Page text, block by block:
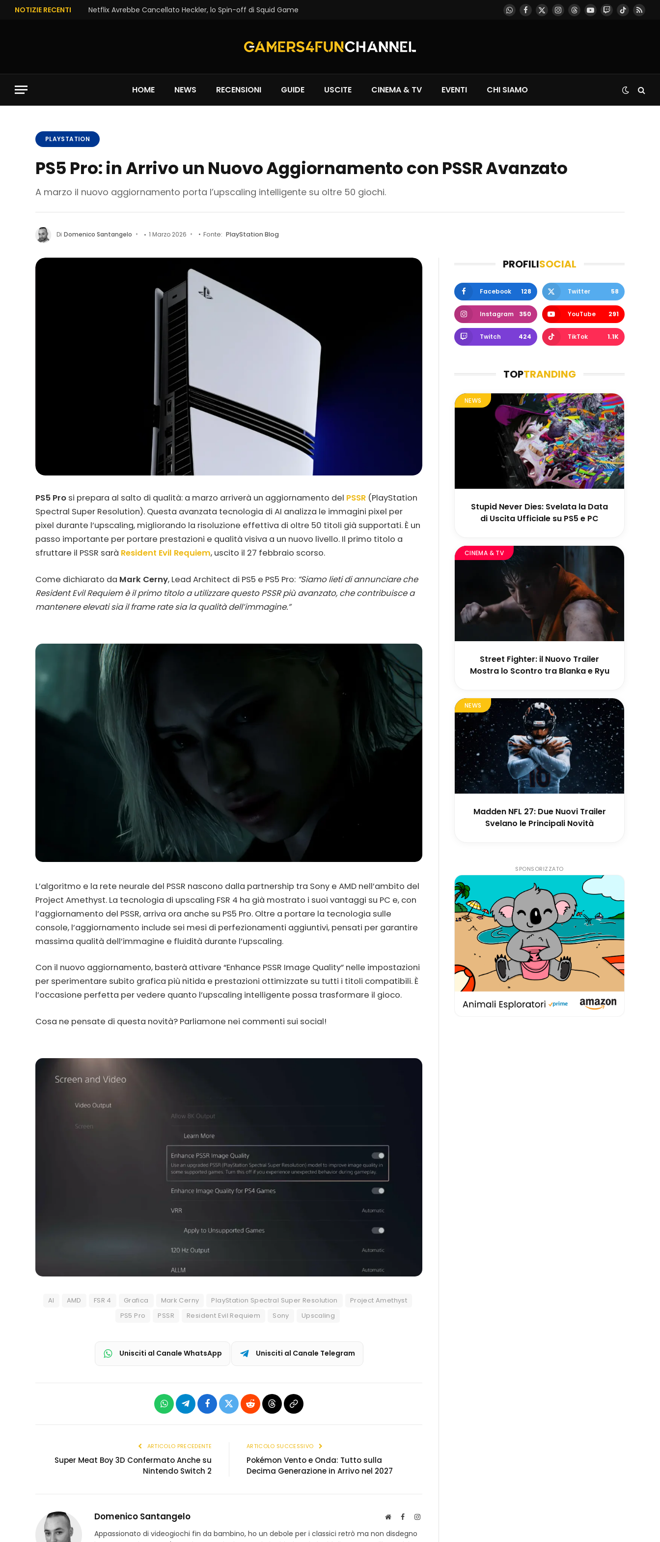
NOTIZIE RECENTI Netflix Avrebbe Cancellato Heckler, lo Spin-off di Squid Game WhatsApp
Facebook
X
Instagram
ThreadsYouTube
TwitchTikTok
RSS
HOME NEWS RECENSIONI GUIDE USCITE CINEMA & TV EVENTI CHI SIAMO
PLAYSTATION
PS5 Pro: in Arrivo un Nuovo Aggiornamento con PSSR Avanzato
A marzo il nuovo aggiornamento porta l’upscaling intelligente su oltre 50 giochi.
Di Domenico Santangelo 1 Marzo 2026 Fonte: PlayStation Blog
PS5 Pro si prepara al salto di qualità: a marzo arriverà un aggiornamento del PSSR (PlayStation
Spectral Super Resolution). Questa avanzata tecnologia di AI analizza le immagini pixel per
pixel durante l’upscaling, migliorando la risoluzione effettiva di oltre 50 titoli già supportati. È un
passo importante per portare prestazioni e qualità visiva a un nuovo livello. Il primo titolo a
sfruttare il PSSR sarà Resident Evil Requiem, uscito il 27 febbraio scorso.
Come dichiarato da Mark Cerny, Lead Architect di PS5 e PS5 Pro: “Siamo lieti di annunciare che
Resident Evil Requiem è il primo titolo a utilizzare questo PSSR più avanzato, che contribuisce a
mantenere elevati sia il frame rate sia la qualità dell’immagine.”
L’algoritmo e la rete neurale del PSSR nascono dalla partnership tra Sony e AMD nell’ambito del
Project Amethyst. La tecnologia di upscaling FSR 4 ha già mostrato i suoi vantaggi su PC e, con
l’aggiornamento del PSSR, arriva ora anche su PS5 Pro. Oltre a portare la tecnologia sulle
console, l’aggiornamento include sei mesi di perfezionamenti aggiuntivi, pensati per garantire
massima qualità dell’immagine e fluidità durante l’upscaling.
Con il nuovo aggiornamento, basterà attivare “Enhance PSSR Image Quality” nelle impostazioni
per sperimentare subito grafica più nitida e prestazioni ottimizzate su tutti i titoli compatibili. È
l’occasione perfetta per vedere quanto l’upscaling intelligente possa trasformare il gioco.
Cosa ne pensate di questa novità? Parliamone nei commenti sui social!
AI AMD FSR 4 Grafica Mark Cerny PlayStation Spectral Super Resolution
Project Amethyst
PS5 Pro
PSSR Resident Evil Requiem Sony Upscaling
Unisciti al Canale WhatsApp Unisciti al Canale Telegram
WhatsAppTelegramFacebook
X
RedditThreadsCopia
ARTICOLO PRECEDENTE
Super Meat Boy 3D Confermato Anche su
Nintendo Switch 2
ARTICOLO SUCCESSIVO
Pokémon Vento e Onda: Tutto sulla
Decima Generazione in Arrivo nel 2027
Domenico Santangelo
S
t
F
c
I
Appassionato di videogiochi fin da bambino, ho un debole per i classici retrò ma non disdegno
PROFILISOCIAL
Facebook 128 Twitter 58
Instagram 350 YouTube 291
Twitch 424 TikTok 1.1K
TOPTRANDING
NEWS
Stupid Never Dies: Svelata la Data
di Uscita Ufficiale su PS5 e PC
CINEMA & TV
Street Fighter: il Nuovo Trailer
Mostra lo Scontro tra Blanka e Ryu
NEWS
Madden NFL 27: Due Nuovi Trailer
Svelano le Principali Novità
SPONSORIZZATO